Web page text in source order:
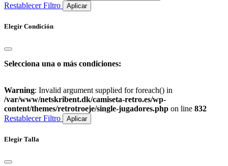
Restablecer Filtro
Aplicar
Elegir Condición
Selecciona una o más condiciones:
Warning: Invalid argument supplied for foreach() in
/var/www/netskribent.dk/camiseta-retro.es/wp-
content/themes/retrotroeje/single-jugadores.php on line 832
Restablecer Filtro
Aplicar
Elegir Talla